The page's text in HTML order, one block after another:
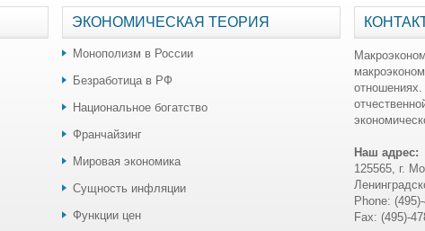
ЭКОНОМИЧЕСКАЯ ТЕОРИЯ
Монополизм в России
Безработица в РФ
Национальное богатство
Франчайзинг
Мировая экономика
Сущность инфляции
Функции цен
Наш адрес:
125565, г.
Phone:
Fax: (495)-